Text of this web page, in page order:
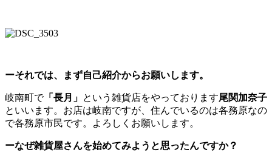
ーそれでは、まず自己紹介からお願いします。
岐南町で「長月」 という雑貨店をやっております尾関加奈子
といいます。お店は岐南ですが、住んでいるのは各務原なの
で各務原市民です。よろしくお願いします。
ーなぜ雑貨屋さんを始めてみようと思ったんですか？